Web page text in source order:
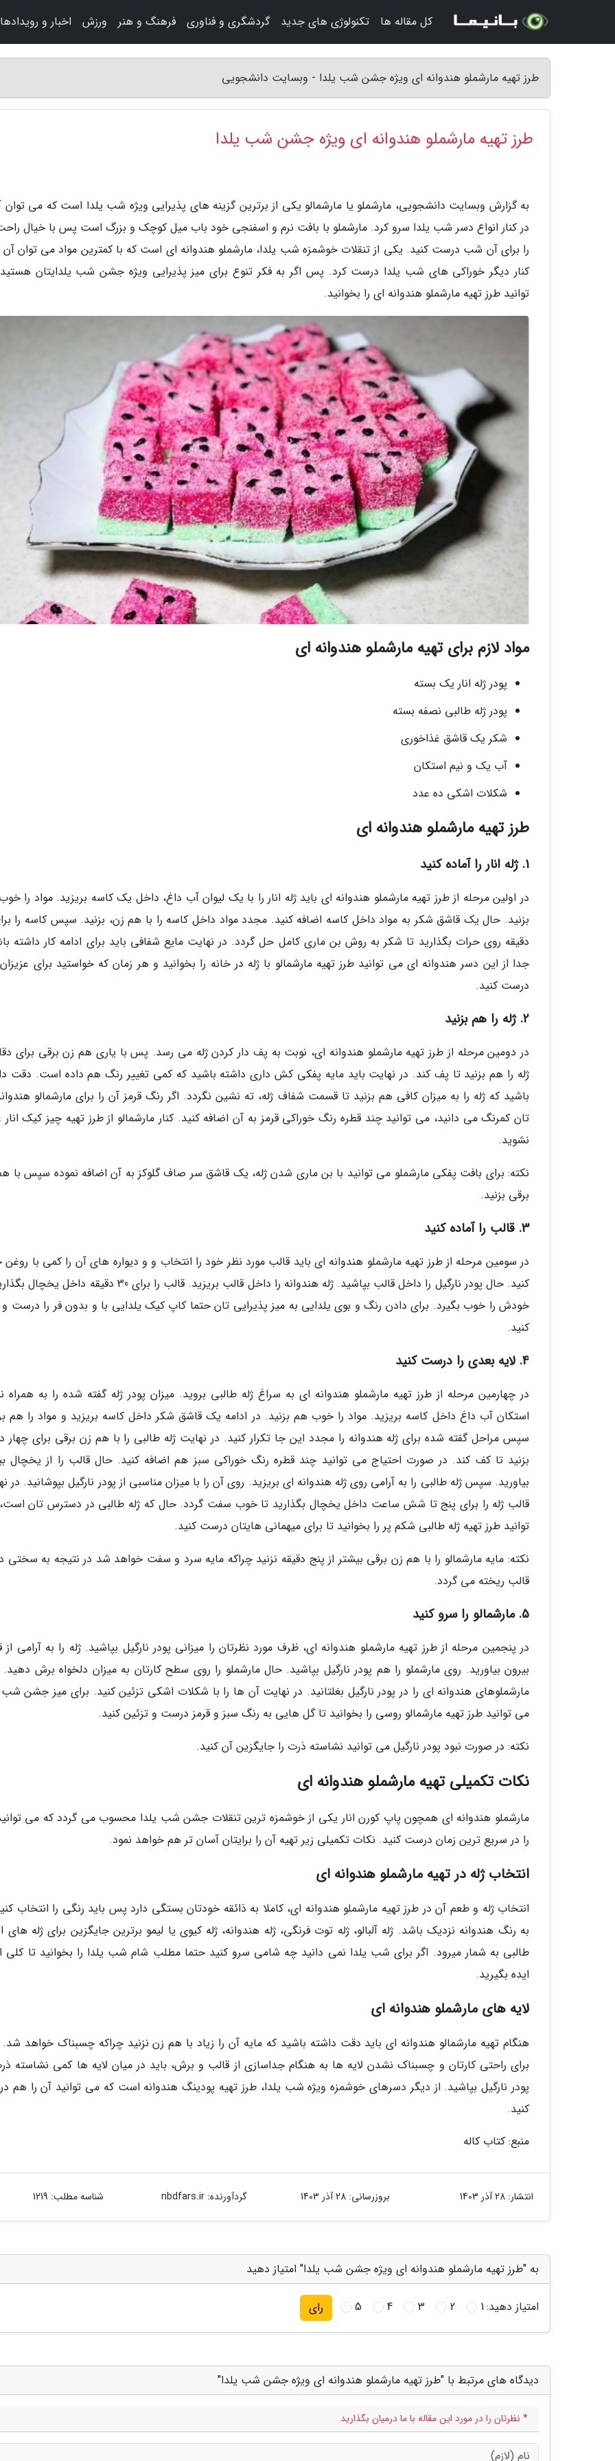
طرز تهیه مارشملو هندوانه ای ویژه جشن شب یلدا - وبسایت دانشجویی
طرز تهیه مارشملو هندوانه ای ویژه جشن شب یلدا
به گزارش وبسایت دانشجویی، مارشملو یا مارشمالو یکی از برترین گزینه های پذیرایی ویژه شب یلدا است که می توان
در کنار انواع دسر شب یلدا سرو کرد. مارشملو با بافت نرم و اسفنجی خود باب میل کوچک و بزرگ است پس با خیال
را برای آن شب درست کنید. یکی از تنقلات خوشمزه شب یلدا، مارشملو هندوانه ای است که با کمترین مواد می توان آن
کنار دیگر خوراکی های شب یلدا درست کرد. پس اگر به فکر تنوع برای میز پذیرایی ویژه جشن شب یلدایتان
توانید طرز تهیه مارشملو هندوانه ای را بخوانید.
مواد لازم برای تهیه مارشملو هندوانه ای
پودر ژله انار یک بسته
پودر ژله طالبی نصفه بسته
شکر یک قاشق غذاخوری
آب یک و نیم استکان
شکلات اشکی ده عدد
طرز تهیه مارشملو هندوانه ای
1. ژله انار را آماده کنید
در اولین مرحله از طرز تهیه مارشملو هندوانه ای باید ژله انار را با یک لیوان آب داغ، داخل یک کاسه بریزید. مواد را
دقیقه روی حرات بگذارید تا شکر به روش بن ماری کامل حل گردد. در نهایت مایع شفافی باید برای ادامه کار داشته
جدا از این دسر هندوانه ای می توانید طرز تهیه مارشمالو با ژله در خانه را بخوانید و هر زمان که خواستید برای
درست کنید.
2. ژله را هم بزنید
در دومین مرحله از طرز تهیه مارشملو هندوانه ای، نوبت به پف دار کردن ژله می رسد. پس با یاری هم زن برقی برای
ژله را هم بزنید تا پف کند. در نهایت باید مایه پفکی کش داری داشته باشید که کمی تغییر رنگ هم داده است. دقت
باشید که ژله را به میزان کافی هم بزنید تا قسمت شفاف ژله، ته نشین نگردد. اگر رنگ قرمز آن را برای مارشمالو
تان کمرنگ می دانید، می توانید چند قطره رنگ خوراکی قرمز به آن اضافه کنید. کنار مارشمالو از طرز تهیه چیز کیک انار
نشوید.
نکته: برای بافت پفکی مارشملو می توانید با بن ماری شدن ژله، یک قاشق سر صاف گلوکز به آن اضافه نموده سپس با
برقی بزنید.
3. قالب را آماده کنید
در سومین مرحله از طرز تهیه مارشملو هندوانه ای باید قالب مورد نظر خود را انتخاب و و دیواره های آن را کمی با
کنید. حال پودر نارگیل را داخل قالب بپاشید. ژله هندوانه را داخل قالب بریزید. قالب را برای 30 دقیقه
خودش را خوب بگیرد. برای دادن رنگ و بوی یلدایی به میز پذیرایی تان حتما کاپ کیک یلدایی با و بدون فر را درست
کنید.
4. لایه بعدی را درست کنید
در چهارمین مرحله از طرز تهیه مارشملو هندوانه ای به سراغ ژله طالبی بروید. میزان پودر ژله گفته شده را به
استکان آب داغ داخل کاسه بریزید. مواد را خوب هم بزنید. در ادامه یک قاشق شکر داخل کاسه بریزید و مواد را هم
سپس مراحل گفته شده برای ژله هندوانه را مجدد این جا تکرار کنید. در نهایت ژله طالبی را با هم زن برقی برای چهار
بزنید تا کف کند. در صورت احتیاج می توانید چند قطره رنگ خوراکی سبز هم اضافه کنید. حال قالب را از یخچال
بیاورید. سپس ژله طالبی را به آرامی روی ژله هندوانه ای بریزید. روی آن را با میزان مناسبی از پودر نارگیل بپوشانید. در
قالب ژله را برای پنج تا شش ساعت داخل یخچال بگذارید تا خوب سفت گردد. حال که ژله طالبی در دسترس تان
توانید طرز تهیه ژله طالبی شکم پر را بخوانید تا برای میهمانی هایتان درست کنید.
نکته: مایه مارشمالو را با هم زن برقی بیشتر از پنج دقیقه نزنید چراکه مایه سرد و سفت خواهد شد در نتیجه به سختی
قالب ریخته می گردد.
5. مارشمالو را سرو کنید
در پنجمین مرحله از طرز تهیه مارشملو هندوانه ای، ظرف مورد نظرتان را میزانی پودر نارگیل بپاشید. ژله را به آرامی از
بیرون بیاورید. روی مارشملو را هم پودر نارگیل بپاشید. حال مارشملو را روی سطح کارتان به میزان دلخواه برش
مارشملوهای هندوانه ای را در پودر نارگیل بغلتانید. در نهایت آن ها را با شکلات اشکی تزئین کنید. برای میز جشن شب
می توانید طرز تهیه مارشمالو روسی را بخوانید تا گل هایی به رنگ سبز و قرمز درست و تزئین کنید.
نکته: در صورت نبود پودر نارگیل می توانید نشاسته ذرت را جایگزین آن کنید.
نکات تکمیلی تهیه مارشملو هندوانه ای
مارشملو هندوانه ای همچون پاپ کورن انار یکی از خوشمزه ترین تنقلات جشن شب یلدا محسوب می گردد که می
را در سریع ترین زمان درست کنید. نکات تکمیلی زیر تهیه آن را برایتان آسان تر هم خواهد نمود.
انتخاب ژله در تهیه مارشملو هندوانه ای
انتخاب ژله و طعم آن در طرز تهیه مارشملو هندوانه ای، کاملا به ذائقه خودتان بستگی دارد پس باید رنگی را انتخاب
به رنگ هندوانه نزدیک باشد. ژله آلبالو، ژله توت فرنگی، ژله هندوانه، ژله کیوی یا لیمو برترین جایگزین برای ژله های
طالبی به شمار میرود. اگر برای شب یلدا نمی دانید چه شامی سرو کنید حتما مطلب شام شب یلدا را بخوانید تا کلی
ایده بگیرید.
لایه های مارشملو هندوانه ای
هنگام تهیه مارشمالو هندوانه ای باید دقت داشته باشید که مایه آن را زیاد با هم زن نزنید چراکه چسبناک خواهد
برای راحتی کارتان و چسبناک نشدن لایه ها به هنگام جداسازی از قالب و برش، باید در میان لایه ها کمی نشاسته
پودر نارگیل بپاشید. از دیگر دسرهای خوشمزه ویژه شب یلدا، طرز تهیه پودینگ هندوانه است که می توانید آن را هم
کنید.
منبع: کتاب کاله
انتشار: 28 آذر 1403 بروزرسانی: 28 آذر 1403 گردآورنده:nbdfars.ir شناسه مطلب: 1219
به "طرز تهیه مارشملو هندوانه ای ویژه جشن شب یلدا" امتیاز دهید
امتیاز دهید:1
2
3
4
5 رای
دیدگاه های مرتبط با "طرز تهیه مارشملو هندوانه ای ویژه جشن شب یلدا"
* نظرتان را در مورد این مقاله با ما درمیان بگذارید
کل مقاله ها تکنولوژی های جدید گردشگری و فناوری فرهنگ و هنر ورزش اخبار و رویدادها